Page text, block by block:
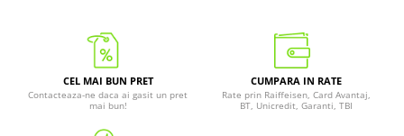
CEL MAI BUN PRET
Contacteaza-ne daca ai gasit un pret
mai bun!
CUMPARA IN RATE
Rate prin Raiffeisen, Card Avantaj,
BT, Unicredit, Garanti, TBI